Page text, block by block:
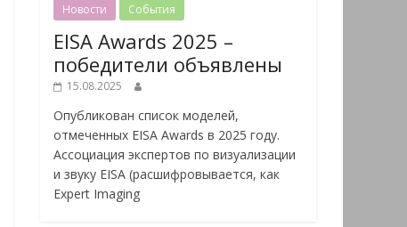
Новости События
EISA Awards 2025 –
победители объявлены
15.08.2025
Опубликован список моделей,
отмеченных EISA Awards в 2025 году.
Ассоциация экспертов по визуализации
и звуку EISA (расшифровывается, как
Expert Imaging